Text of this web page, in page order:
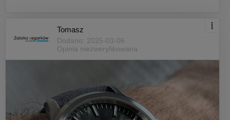
Tomasz
Dodano: 2025-03-06
Opinia niezweryfikowana